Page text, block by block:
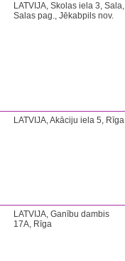
LATVIJA, Skolas iela 3, Sala,
Salas pag., Jēkabpils nov.
LATVIJA, Akāciju iela 5, Rīga
LATVIJA, Ganību dambis
17A, Rīga